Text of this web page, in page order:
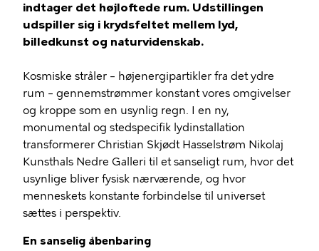
indtager det højloftede rum. Udstillingen
udspiller sig i krydsfeltet mellem lyd,
billedkunst og naturvidenskab.
Kosmiske stråler – højenergipartikler fra det ydre
rum – gennemstrømmer konstant vores omgivelser
og kroppe som en usynlig regn. I en ny,
monumental og stedspecifik lydinstallation
transformerer Christian Skjødt Hasselstrøm Nikolaj
Kunsthals Nedre Galleri til et sanseligt rum, hvor det
usynlige bliver fysisk nærværende, og hvor
menneskets konstante forbindelse til universet
sættes i perspektiv.
En sanselig åbenbaring